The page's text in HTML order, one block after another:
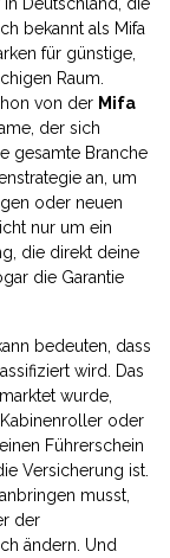
bekannt als Mifa
für günstige,
Raum.
von der Mifa
der sich
gesamte Branche
an, um
oder neuen
nur um ein
die direkt deine
die Garantie
bedeuten, dass
wird. Das
wurde,
oder
Führerschein
Versicherung ist.
musst,
der
ändern. Und